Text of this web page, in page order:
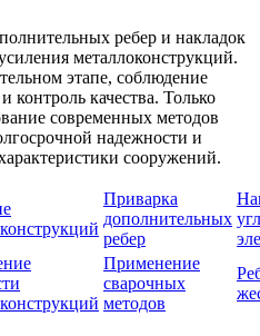
ребер и накладок
металлоконструкций.
этапе, соблюдение
контроль качества. Только
современных методов
надежности и
сооружений.
Приварка
дополнительных
ребер
Применение
сварочных
методов